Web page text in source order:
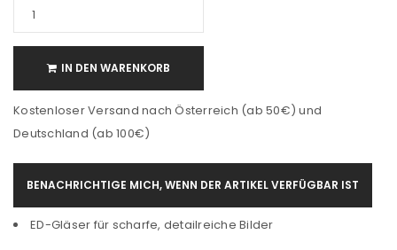
IN DEN WARENKORB
Kostenloser Versand nach Österreich (ab 50€) und
Deutschland (ab 100€)
BENACHRICHTIGE MICH, WENN DER ARTIKEL VERFÜGBAR IST
ED-Gläser für scharfe, detailreiche Bilder